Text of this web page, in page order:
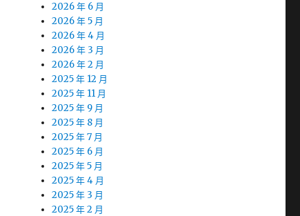
2026 年 6 月
2026 年 5 月
2026 年 4 月
2026 年 3 月
2026 年 2 月
2025 年 12 月
2025 年 11 月
2025 年 9 月
2025 年 8 月
2025 年 7 月
2025 年 6 月
2025 年 5 月
2025 年 4 月
2025 年 3 月
2025 年 2 月